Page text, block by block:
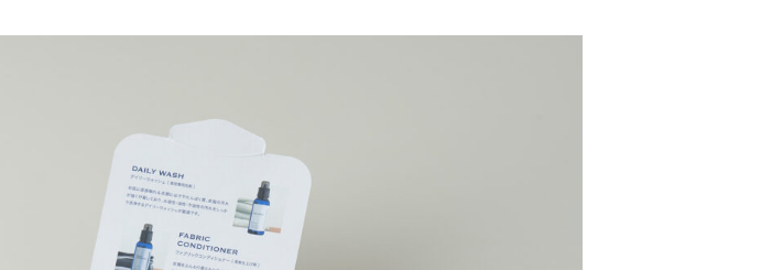
お問い合わせ